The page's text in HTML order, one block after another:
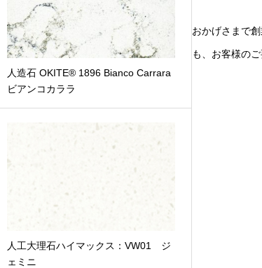
人造石 OKITE® 1896 Bianco Carrara
ビアンコカララ
人工大理石ハイマックス：VW01 ジ
ェミニ
おかげさまで
も、お客様の